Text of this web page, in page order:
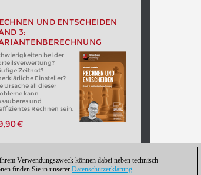
UND ENTSCHEIDEN
3:
bei der
Zeitnot?
Einsteller?
Ursache all dieser
kann
und
Rechnen sein.
€
Verwendungszweck können dabei neben technisch
finden Sie in unserer Datenschutzerklärung.